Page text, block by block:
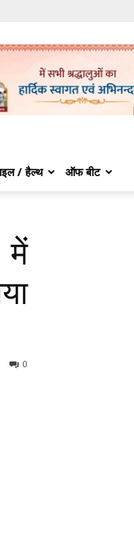
/ हैल्थ ऑफ बीट
में
0